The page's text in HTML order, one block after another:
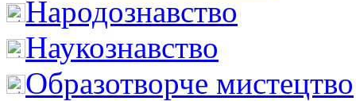
Народознавство
Наукознавство
Образотворче мистецтво